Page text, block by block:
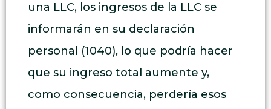
una LLC, los ingresos de la LLC se
informarán en su declaración
personal (1040), lo que podría hacer
que su ingreso total aumente y,
como consecuencia, perdería esos